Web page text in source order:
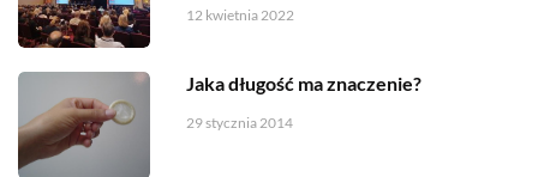
12 kwietnia 2022
Jaka długość ma znaczenie?
29 stycznia 2014